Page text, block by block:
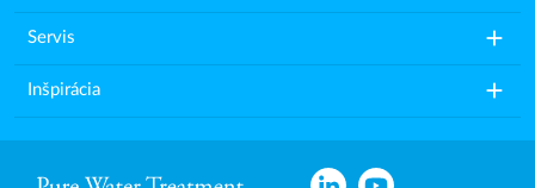
Servis add
Inšpirácia add